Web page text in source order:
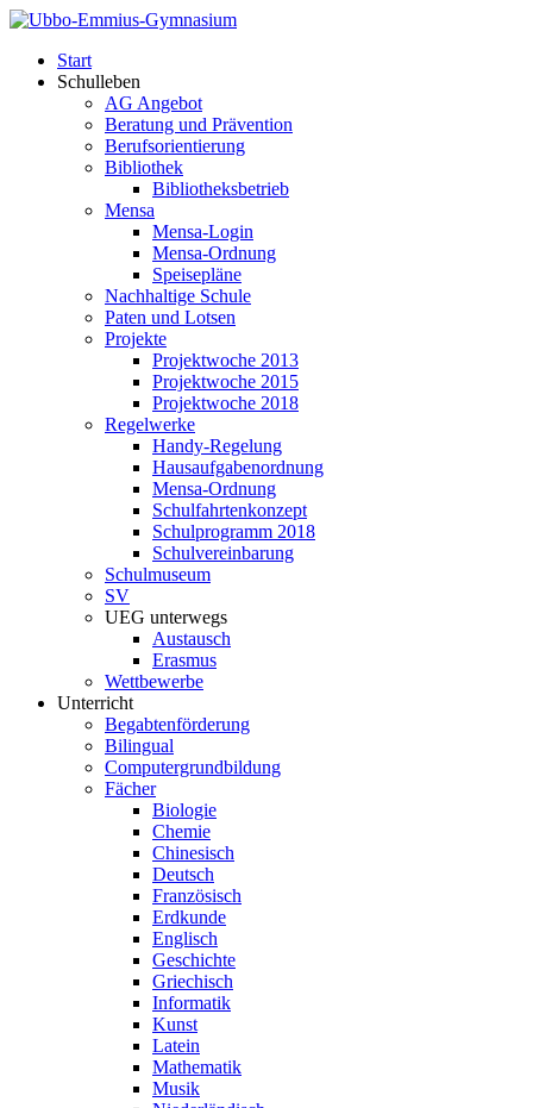
Start
Schulleben
AG Angebot
Beratung und Prävention
Berufsorientierung
Bibliothek
Bibliotheksbetrieb
Mensa
Mensa-Login
Mensa-Ordnung
Speisepläne
Nachhaltige Schule
Paten und Lotsen
Projekte
Projektwoche 2013
Projektwoche 2015
Projektwoche 2018
Regelwerke
Handy-Regelung
Hausaufgabenordnung
Mensa-Ordnung
Schulfahrtenkonzept
Schulprogramm 2018
Schulvereinbarung
Schulmuseum
SV
UEG unterwegs
Austausch
Erasmus
Wettbewerbe
Unterricht
Begabtenförderung
Bilingual
Computergrundbildung
Fächer
Biologie
Chemie
Chinesisch
Deutsch
Französisch
Erdkunde
Englisch
Geschichte
Griechisch
Informatik
Kunst
Latein
Mathematik
Musik